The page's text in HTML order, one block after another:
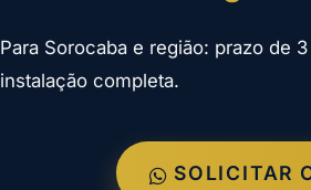
Para Sorocaba e região: prazo de
instalação completa.
SOLICITAR